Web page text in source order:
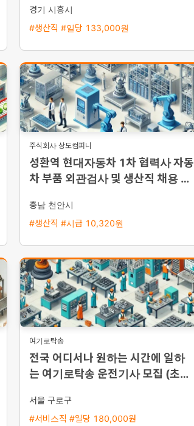
경기 시흥시
#생산직 #일당 133,000원
주식회사 상도컴퍼니
성환역 현대자동차 1차 협력사 자동
차 부품 외관검사 및 생산직 채용 통
충남 천안시
#생산직 #시급 10,320원
여기로탁송
전국 어디서나 원하는 시간에 일하
는 여기로탁송 운전기사 모집 (초보
서울 구로구
#서비스직 #일당 180,000원